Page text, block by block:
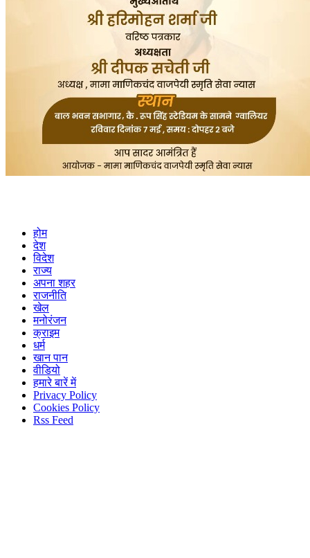
होम
देश
विदेश
राज्य
अपना शहर
राजनीति
खेल
मनोरंजन
क्राइम
धर्म
खान पान
वीडियो
हमारे बारें में
Privacy Policy
Cookies Policy
Rss Feed